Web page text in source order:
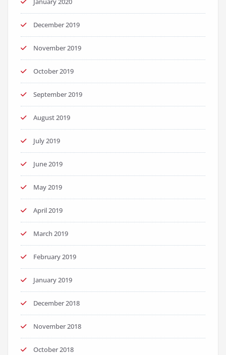
December 2019
November 2019
October 2019
September 2019
August 2019
July 2019
June 2019
May 2019
April 2019
March 2019
February 2019
January 2019
December 2018
November 2018
October 2018